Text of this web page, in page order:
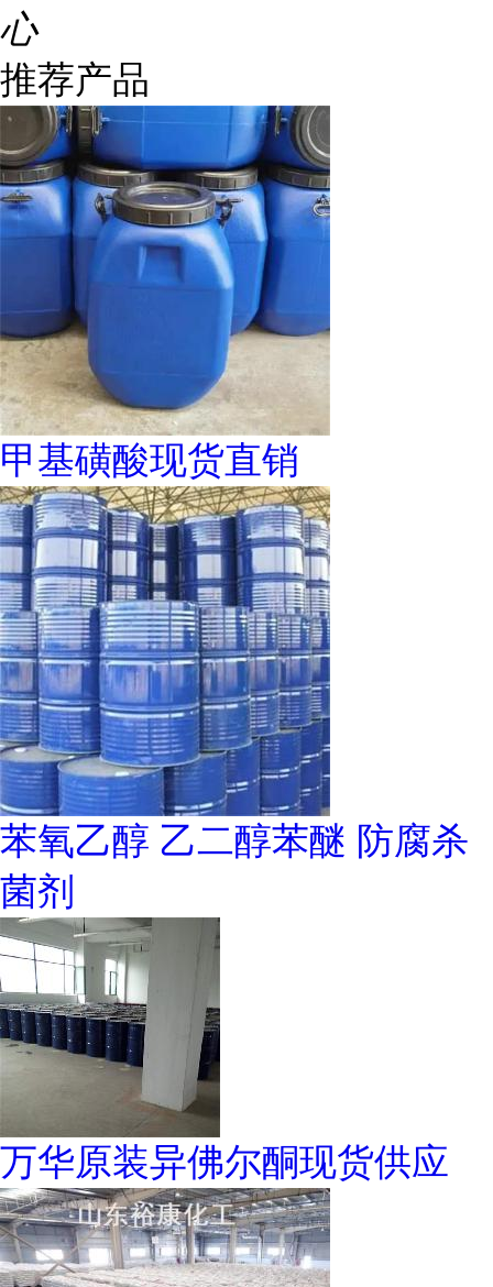
心
推荐产品
甲基磺酸现货直销
苯氧乙醇 乙二醇苯醚 防腐杀
菌剂
万华原装异佛尔酮现货供应